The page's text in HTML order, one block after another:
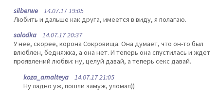
silberwe 14.07.17 19:05
Любить и дальше как друга, имеется в виду, я полагаю.
solodka 14.07.17 20:37
У нее, скорее, корона Сокровища. Она думает, что он-то был
влюблен, бедняжка, а она нет. И теперь она спустилась и ждет
проявлений любви: ну, целуй давай, а теперь секс давай.
koza_amalteya 14.07.17 21:05
Ну ладно уж, пошли замуж, уломал))